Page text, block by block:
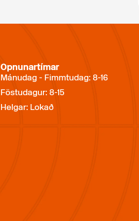
Opnunartímar
Mánudag - Fimmtudag: 8-16
Föstudagur: 8-15
Helgar: Lokað